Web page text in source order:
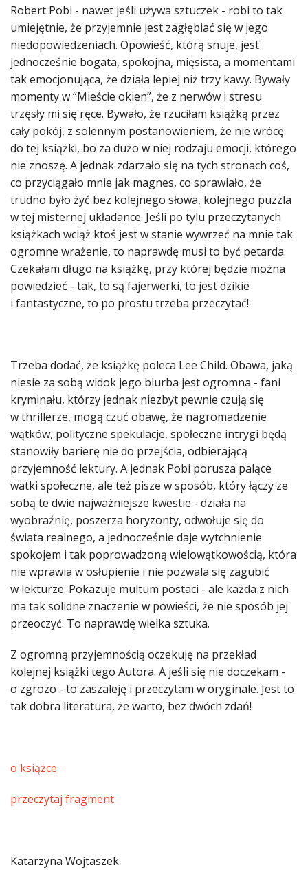
Robert Pobi - nawet jeśli używa sztuczek - robi to tak
umiejętnie, że przyjemnie jest zagłębiać się w jego
niedopowiedzeniach. Opowieść, którą snuje, jest
jednocześnie bogata, spokojna, mięsista, a momentami
tak emocjonująca, że działa lepiej niż trzy kawy. Bywały
momenty w “Mieście okien”, że z nerwów i stresu
trzęsły mi się ręce. Bywało, że rzuciłam książką przez
cały pokój, z solennym postanowieniem, że nie wrócę
do tej książki, bo za dużo w niej rodzaju emocji, którego
nie znoszę. A jednak zdarzało się na tych stronach coś,
co przyciągało mnie jak magnes, co sprawiało, że
trudno było żyć bez kolejnego słowa, kolejnego puzzla
w tej misternej układance. Jeśli po tylu przeczytanych
książkach wciąż ktoś jest w stanie wywrzeć na mnie tak
ogromne wrażenie, to naprawdę musi to być petarda.
Czekałam długo na książkę, przy której będzie można
powiedzieć - tak, to są fajerwerki, to jest dzikie
i fantastyczne, to po prostu trzeba przeczytać!
Trzeba dodać, że książkę poleca Lee Child. Obawa, jaką
niesie za sobą widok jego blurba jest ogromna - fani
kryminału, którzy jednak niezbyt pewnie czują się
w thrillerze, mogą czuć obawę, że nagromadzenie
wątków, polityczne spekulacje, społeczne intrygi będą
stanowiły barierę nie do przejścia, odbierającą
przyjemność lektury. A jednak Pobi porusza palące
watki społeczne, ale też pisze w sposób, który łączy ze
sobą te dwie najważniejsze kwestie - działa na
wyobraźnię, poszerza horyzonty, odwołuje się do
świata realnego, a jednocześnie daje wytchnienie
spokojem i tak poprowadzoną wielowątkowością, która
nie wprawia w osłupienie i nie pozwala się zagubić
w lekturze. Pokazuje multum postaci - ale każda z nich
ma tak solidne znaczenie w powieści, że nie sposób jej
przeoczyć. To naprawdę wielka sztuka.
Z ogromną przyjemnością oczekuję na przekład
kolejnej książki tego Autora. A jeśli się nie doczekam -
o zgrozo - to zaszaleję i przeczytam w oryginale. Jest to
tak dobra literatura, że warto, bez dwóch zdań!
o książce
przeczytaj fragment
Katarzyna Wojtaszek